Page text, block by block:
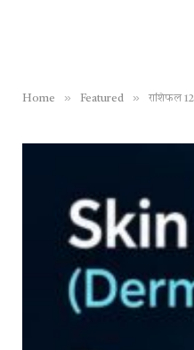
Home » Featured » राशिफल 12